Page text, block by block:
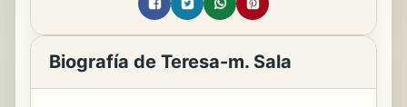
Biografía de Teresa-m. Sala